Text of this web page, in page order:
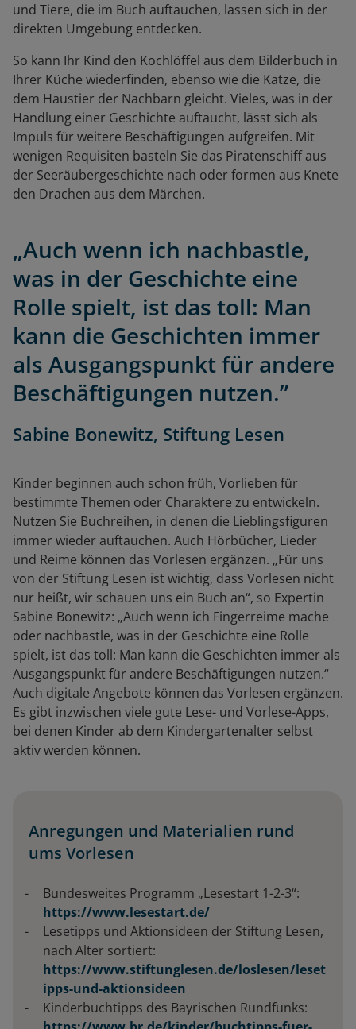
und Tiere, die im Buch auftauchen, lassen sich in der
direkten Umgebung entdecken.
So kann Ihr Kind den Kochlöffel aus dem Bilderbuch in
Ihrer Küche wiederfinden, ebenso wie die Katze, die
dem Haustier der Nachbarn gleicht. Vieles, was in der
Handlung einer Geschichte auftaucht, lässt sich als
Impuls für weitere Beschäftigungen aufgreifen. Mit
wenigen Requisiten basteln Sie das Piratenschiff aus
der Seeräubergeschichte nach oder formen aus Knete
den Drachen aus dem Märchen.
„Auch wenn ich nachbastle,
was in der Geschichte eine
Rolle spielt, ist das toll: Man
kann die Geschichten immer
als Ausgangspunkt für andere
Beschäftigungen nutzen.”
Sabine Bonewitz, Stiftung Lesen
Kinder beginnen auch schon früh, Vorlieben für
bestimmte Themen oder Charaktere zu entwickeln.
Nutzen Sie Buchreihen, in denen die Lieblingsfiguren
immer wieder auftauchen. Auch Hörbücher, Lieder
und Reime können das Vorlesen ergänzen. „Für uns
von der Stiftung Lesen ist wichtig, dass Vorlesen nicht
nur heißt, wir schauen uns ein Buch an“, so Expertin
Sabine Bonewitz: „Auch wenn ich Fingerreime mache
oder nachbastle, was in der Geschichte eine Rolle
spielt, ist das toll: Man kann die Geschichten immer als
Ausgangspunkt für andere Beschäftigungen nutzen.“
Auch digitale Angebote können das Vorlesen ergänzen.
Es gibt inzwischen viele gute Lese- und Vorlese-Apps,
bei denen Kinder ab dem Kindergartenalter selbst
aktiv werden können.
Anregungen und Materialien rund
ums Vorlesen
Bundesweites Programm „Lesestart 1-2-3“:
https://www.lesestart.de/
Lesetipps und Aktionsideen der Stiftung Lesen,
nach Alter sortiert:
https://www.stiftunglesen.de/loslesen/leset
ipps-und-aktionsideen
Kinderbuchtipps des Bayrischen Rundfunks: